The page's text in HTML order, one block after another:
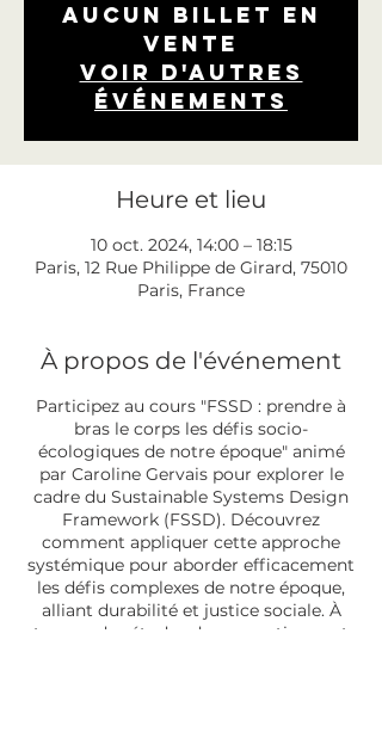
Aucun billet en
vente
Voir d'autres
événements
Heure et lieu
10 oct. 2024, 14:00 – 18:15
Paris, 12 Rue Philippe de Girard, 75010
Paris, France
À propos de l'événement
Participez au cours "FSSD : prendre à
bras le corps les défis socio-
écologiques de notre époque" animé
par Caroline Gervais pour explorer le
cadre du Sustainable Systems Design
Framework (FSSD). Découvrez
comment appliquer cette approche
systémique pour aborder efficacement
les défis complexes de notre époque,
alliant durabilité et justice sociale. À
travers des études de cas pratiques et